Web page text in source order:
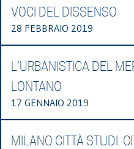
VOCI DEL DISSENSO
28 FEBBRAIO 2019
L’URBANISTICA DEL
LONTANO
17 GENNAIO 2019
MILANO CITTÀ STUDI.